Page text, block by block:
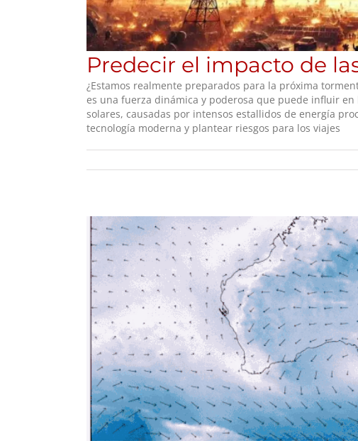
Predecir el impacto de
¿Estamos realmente preparados para la próxima
es una fuerza dinámica y poderosa que puede influir
solares, causadas por intensos estallidos de energía
tecnología moderna y plantear riesgos para los viajes